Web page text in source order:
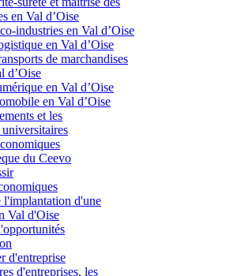
en Val d’Oise
industries en Val d’Oise
en Val d’Oise
de marchandises
d’Oise
en Val d’Oise
en Val d’Oise
et les
du Ceevo
l'implantation d'une
Val d'Oise
d'entreprise
d'entreprises, les